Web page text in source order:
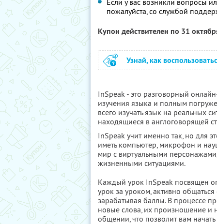
Если у вас возникли вопросы
пожалуйста, со службой
Купон действителен по 31
Узнай, как
InSpeak - это разговорный
изучения языка и полным
всего изучать язык на реальных
находящиеся в англоговорящей
InSpeak учит именно так, но для
иметь компьютер, микрофон и
мир с виртуальными
жизненными ситуациями.
Каждый урок InSpeak посвящен
урок за уроком, активно
зарабатывая баллы. В процессе
новые слова, их произношение и
общении, что позволит вам